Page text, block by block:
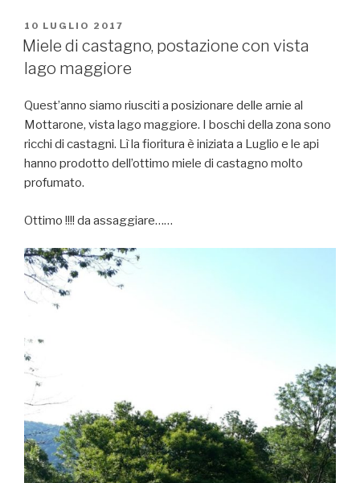
PUBBLICATO
IL
10 LUGLIO 2017
Miele di castagno, postazione con vista
lago maggiore
Quest’anno siamo riusciti a posizionare delle arnie al
Mottarone, vista lago maggiore. I boschi della zona sono
ricchi di castagni. Lì la fioritura è iniziata a Luglio e le api
hanno prodotto dell’ottimo miele di castagno molto
profumato.
Ottimo !!!! da assaggiare……